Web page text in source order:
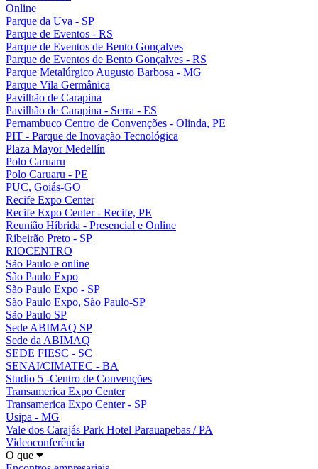
Online
Parque da Uva - SP
Parque de Eventos - RS
Parque de Eventos de Bento Gonçalves
Parque de Eventos de Bento Gonçalves - RS
Parque Metalúrgico Augusto Barbosa - MG
Parque Vila Germânica
Pavilhão de Carapina
Pavilhão de Carapina - Serra - ES
Pernambuco Centro de Convenções - Olinda, PE
PIT - Parque de Inovação Tecnológica
Plaza Mayor Medellín
Polo Caruaru
Polo Caruaru - PE
PUC, Goiás-GO
Recife Expo Center
Recife Expo Center - Recife, PE
Reunião Híbrida - Presencial e Online
Ribeirão Preto - SP
RIOCENTRO
São Paulo e online
São Paulo Expo
São Paulo Expo - SP
São Paulo Expo, São Paulo-SP
São Paulo SP
Sede ABIMAQ SP
Sede da ABIMAQ
SEDE FIESC - SC
SENAI/CIMATEC - BA
Studio 5 -Centro de Convenções
Transamerica Expo Center
Transamerica Expo Center - SP
Usipa - MG
Vale dos Carajás Park Hotel Parauapebas / PA
Videoconferência
O que